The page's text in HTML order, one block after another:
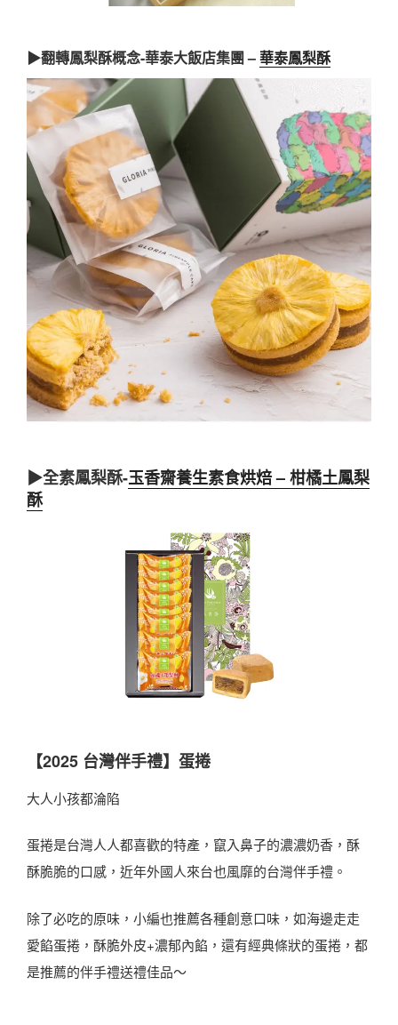
▶翻轉鳳梨酥概念-華泰大飯店集團 –華泰鳳梨酥
▶全素鳳梨酥-玉香齋養生素食烘焙 – 柑橘土鳳梨
酥
【2025 台灣伴手禮】蛋捲
大人小孩都淪陷
蛋捲是台灣人人都喜歡的特產，竄入鼻子的濃濃奶香，酥
酥脆脆的口感，近年外國人來台也風靡的台灣伴手禮。
除了必吃的原味，小編也推薦各種創意口味，如海邊走走
愛餡蛋捲，酥脆外皮+濃郁內餡，還有經典條狀的蛋捲，都
是推薦的伴手禮送禮佳品～